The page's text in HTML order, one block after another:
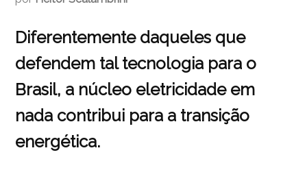
Diferentemente daqueles que
defendem tal tecnologia para o
Brasil, a núcleo eletricidade em
nada contribui para a transição
energética.